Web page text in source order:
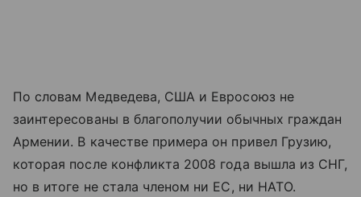
По словам Медведева, США и Евросоюз не
заинтересованы в благополучии обычных граждан
Армении. В качестве примера он привел Грузию,
которая после конфликта 2008 года вышла из СНГ,
но в итоге не стала членом ни ЕС, ни НАТО.